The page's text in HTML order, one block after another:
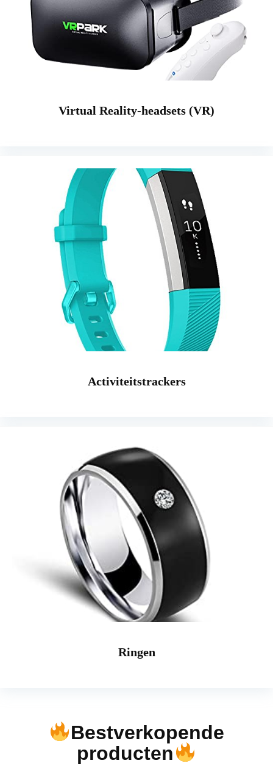
Virtual Reality-headsets (VR)
Activiteitstrackers
Ringen
Bestverkopende
producten